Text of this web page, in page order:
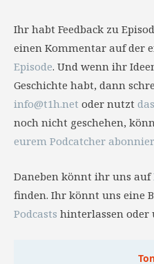
Ihr habt Feedback zu
einen Kommentar auf der
Episode. Und wenn ihr
Geschichte habt, dann
info@t1h.net oder nutzt
noch nicht geschehen,
eurem Podcatcher
Daneben könnt ihr uns auf
finden. Ihr könnt uns eine
Podcasts hinterlassen oder